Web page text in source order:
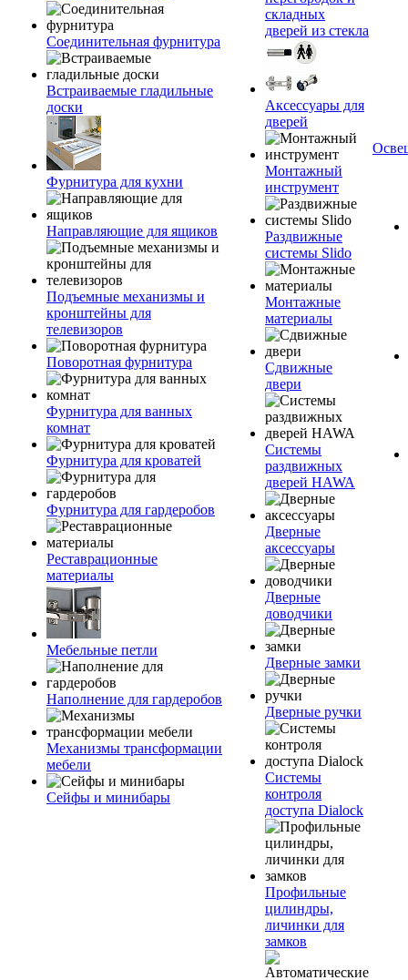
Соединительная фурнитура
Встраиваемые гладильные
доски
Фурнитура для кухни
Направляющие для ящиков
Подъемные механизмы и
кронштейны для
телевизоров
Поворотная фурнитура
Фурнитура для ванных
комнат
Фурнитура для кроватей
Фурнитура для гардеробов
Реставрационные
материалы
Мебельные петли
Наполнение для гардеробов
Механизмы трансформации
мебели
Сейфы и минибары
складных
дверей из стекла
Аксессуары для
дверей
Монтажный
инструмент
Раздвижные
системы Slido
Монтажные
материалы
Сдвижные
двери
Системы
раздвижных
дверей HAWA
Дверные
аксессуары
Дверные
доводчики
Дверные замки
Дверные ручки
Системы
контроля
доступа Dialock
Профильные
цилиндры,
личинки для
замков